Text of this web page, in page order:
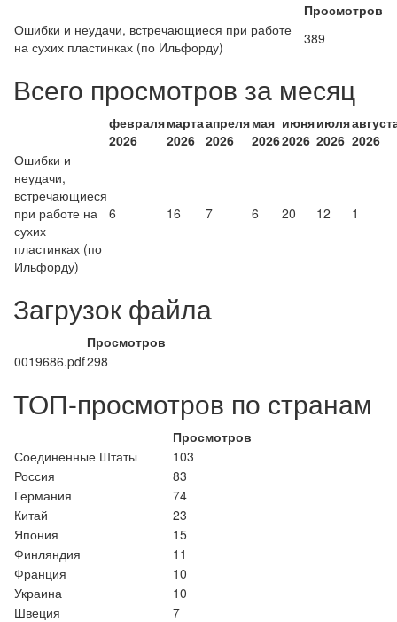
Просмотров
Ошибки и неудачи, встречающиеся при работе
на сухих пластинках (по Ильфорду)
389
Всего просмотров за месяц
февраля
2026
марта
2026
апреля
2026
мая
2026
июня
2026
июля
2026 2026
Ошибки и
неудачи,
встречающиеся
при работе на
сухих
пластинках (по
Ильфорду)
6 16 7 6 20 12 1
Загрузок файла
Просмотров
0019686.pdf298
ТОП-просмотров по странам
Просмотров
Соединенные Штаты
103
Россия
83
Германия
74
Китай
23
Япония
15
Финляндия
11
Франция
10
Украина
10
Швеция
7